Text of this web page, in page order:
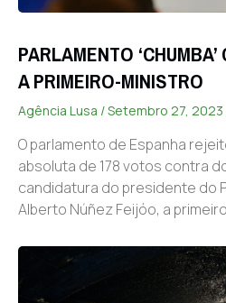
PARLAMENTO
A PRIMEIRO-MINISTRO
Agência Lusa Setembro 27, 2023
O parlamento de Espanha
absoluta de 178 votos contra
candidatura do presidente do
Alberto Núñez Feijóo, a